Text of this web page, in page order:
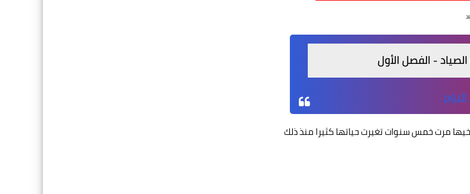
- الفصل الأول
مرت خمس سنوات تغيرت حياتها كثيرا منذ ذلك